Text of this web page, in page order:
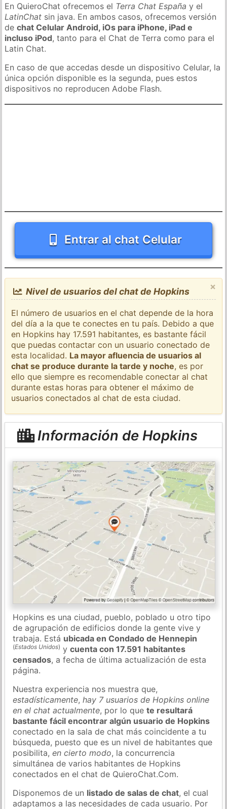
En QuieroChat ofrecemos el Terra Chat España y el
LatinChat sin java. En ambos casos, ofrecemos versión
dechat Celular Android, iOs para iPhone, iPad e
incluso iPod, tanto para el Chat de Terra como para el
Latin Chat.
En caso de que accedas desde un dispositivo Celular, la
única opción disponible es la segunda, pues estos
dispositivos no reproducen Adobe Flash.
Entrar al chat Celular
×
Nivel de usuarios del chat de Hopkins
El número de usuarios en el chat depende de la hora
del día a la que te conectes en tu país. Debido a que
en Hopkins hay 17.591 habitantes, es bastante fácil
que puedas contactar con un usuario conectado de
esta localidad. La mayor afluencia de usuarios al
chat se produce durante la tarde y noche, es por
ello que siempre es recomendable conectar al chat
durante estas horas para obtener el máximo de
usuarios conectados al chat de esta ciudad.
Información de Hopkins
Hopkins es una ciudad, pueblo, poblado u otro tipo
de agrupación de edificios donde la gente vive y
trabaja. Está ubicada en Condado de Hennepin
(Estados Unidos) ycuenta con 17.591 habitantes
censados, a fecha de última actualización de esta
página.
Nuestra experiencia nos muestra que,
estadísticamente,hay 7 usuarios de Hopkins online
en el chat actualmente, por lo quete resultará
bastante fácil encontrar algún usuario de Hopkins
conectado en la sala de chat más coincidente a tu
búsqueda, puesto que es un nivel de habitantes que
posibilita,en cierto modo, la concurrencia
simultánea de varios habitantes de Hopkins
conectados en el chat de QuieroChat.Com.
Disponemos de un listado de salas de chat, el cual
adaptamos a las necesidades de cada usuario. Por